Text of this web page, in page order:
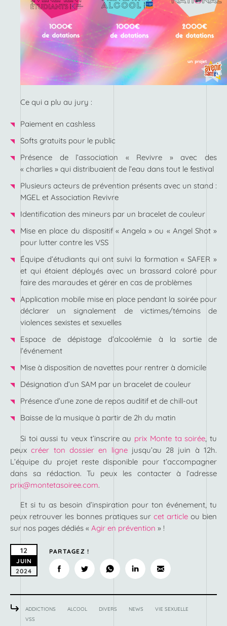
Ce qui a plu au jury :
Paiement en cashless
Softs gratuits pour le public
Présence de l’association « Revivre » avec des
« charlies » qui distribuaient de l’eau dans tout le festival
Plusieurs acteurs de prévention présents avec un stand :
MGEL et Association Revivre
Identification des mineurs par un bracelet de couleur
Mise en place du dispositif « Angela » ou « Angel Shot »
pour lutter contre les VSS
Équipe d’étudiants qui ont suivi la formation « SAFER »
et qui étaient déployés avec un brassard coloré pour
faire des maraudes et gérer en cas de problèmes
Application mobile mise en place pendant la soirée pour
déclarer un signalement de victimes/témoins de
violences sexistes et sexuelles
Espace de dépistage d’alcoolémie à la sortie de
l’événement
Mise à disposition de navettes pour rentrer à domicile
Désignation d’un SAM par un bracelet de couleur
Présence d’une zone de repos auditif et de chill-out
Baisse de la musique à partir de 2h du matin
Si toi aussi tu veux t’inscrire au prix Monte ta soirée, tu
peuxcréer ton dossier en ligne jusqu’au 28 juin à 12h.
L’équipe du projet reste disponible pour t’accompagner
dans sa rédaction. Tu peux les contacter à l’adresse
prix@montetasoiree.com.
Et si tu as besoin d’inspiration pour ton événement, tu
peux retrouver les bonnes pratiques surcet article ou bien
sur nos pages dédiés « Agir en prévention » !
12
JUIN
2024
PARTAGEZ !
ADDICTIONS ALCOOL DIVERS NEWS
VIE SEXUELLE
VSS